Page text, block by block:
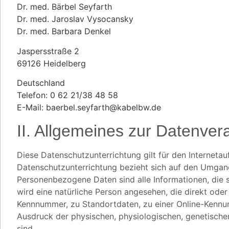
Dr. med. Bärbel Seyfarth
Dr. med. Jaroslav Vysocansky
Dr. med. Barbara Denkel
Jaspersstraße 2
69126 Heidelberg
Deutschland
Telefon: 0 62 21/38 48 58
E-Mail: baerbel.seyfarth@kabelbw.de
II. Allgemeines zur
Diese Datenschutzunterrichtung gilt für den
Datenschutzunterrichtung bezieht sich auf den
Personenbezogene Daten sind alle Informationen,
wird eine natürliche Person angesehen, die direkt
Kennnummer, zu Standortdaten, zu einer Online-
Ausdruck der physischen, physiologischen,